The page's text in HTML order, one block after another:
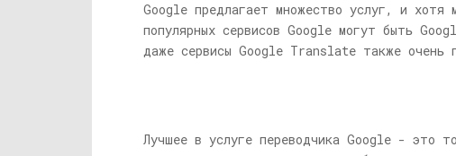
Google предлагает множество услуг, и
популярных сервисов Google могут быть
даже сервисы Google Translate также очень
Лучшее в услуге переводчика Google - это